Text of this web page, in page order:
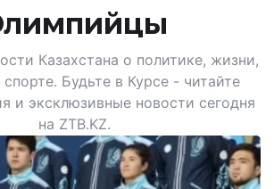
Казахстана о политике, жизни,
Будьте в Курсе - читайте
и эксклюзивные новости сегодня
на ZTB.KZ.